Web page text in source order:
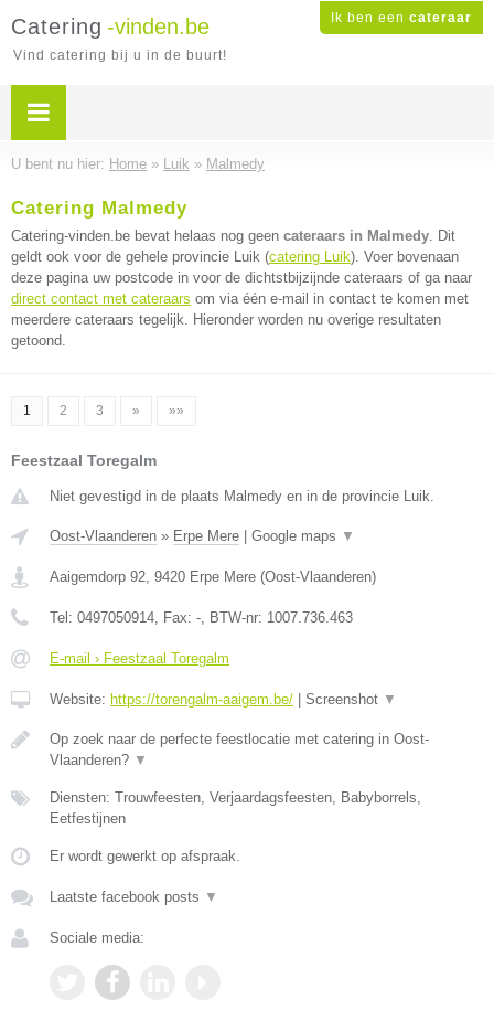
Ik ben een cateraar
Catering -vinden.be
Vind catering bij u in de buurt!
U bent nu hier: Home » Luik » Malmedy
Catering Malmedy
Catering-vinden.be bevat helaas nog geen cateraars in Malmedy. Dit
geldt ook voor de gehele provincie Luik (catering Luik). Voer bovenaan
deze pagina uw postcode in voor de dichtstbijzijnde cateraars of ga naar
direct contact met cateraars om via één e-mail in contact te komen met
meerdere cateraars tegelijk. Hieronder worden nu overige resultaten
getoond.
1 2 3 » »»
Feestzaal Toregalm
Niet gevestigd in de plaats Malmedy en in de provincie Luik.
Oost-Vlaanderen » Erpe Mere Google maps ▼
Aaigemdorp 92, 9420 Erpe Mere (Oost-Vlaanderen)
Tel: 0497050914, Fax: -, BTW-nr: 1007.736.463
E-mail › Feestzaal Toregalm
Website: https://torengalm-aaigem.be/ Screenshot ▼
Op zoek naar de perfecte feestlocatie met catering in Oost-
Vlaanderen? ▼
Diensten: Trouwfeesten, Verjaardagsfeesten, Babyborrels,
Eetfestijnen
Er wordt gewerkt op afspraak.
Laatste facebook posts ▼
Sociale media: